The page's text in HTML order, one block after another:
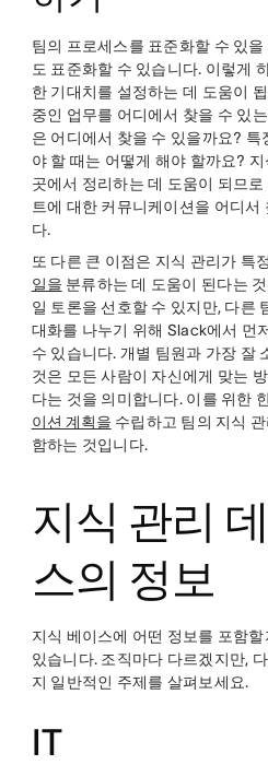
팀의 프로세스를 표준화할 수 있
도 표준화할 수 있습니다. 이렇게
한 기대치를 설정하는 데 도움이
중인 업무를 어디에서 찾을 수 있
은 어디에서 찾을 수 있을까요?
야 할 때는 어떻게 해야 할까요?
곳에서 정리하는 데 도움이 되므
트에 대한 커뮤니케이션을 어디서
다.
또 다른 큰 이점은 지식 관리가 특
일을 분류하는 데 도움이 된다는
일 토론을 선호할 수 있지만, 다른
대화를 나누기 위해 Slack에서 먼
수 있습니다. 개별 팀원과 가장 잘
것은 모든 사람이 자신에게 맞는
다는 것을 의미합니다. 이를 위한
이션 계획을 수립하고 팀의 지식
함하는 것입니다.
지식 관리
스의 정보
지식 베이스에 어떤 정보를 포함
있습니다. 조직마다 다르겠지만,
지 일반적인 주제를 살펴보세요.
IT